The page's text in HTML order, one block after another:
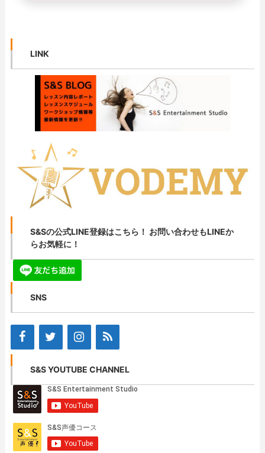
LINK
S&Sの公式LINE登録はこちら！ お問い合わせもLINEか
らお気軽に！
SNS
S&S YOUTUBE CHANNEL